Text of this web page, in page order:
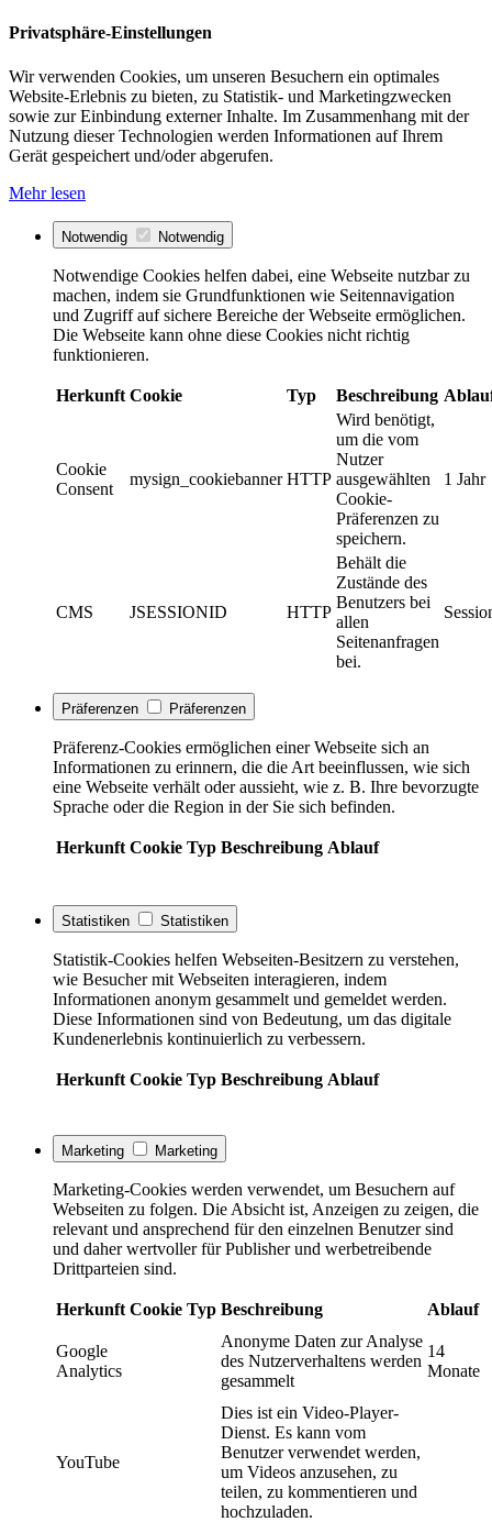
Privatsphäre-Einstellungen
Wir verwenden Cookies, um unseren Besuchern ein optimales
Website-Erlebnis zu bieten, zu Statistik- und Marketingzwecken
sowie zur Einbindung externer Inhalte. Im Zusammenhang mit der
Nutzung dieser Technologien werden Informationen auf Ihrem
Gerät gespeichert und/oder abgerufen.
Mehr lesen
Notwendig Notwendig
Notwendige Cookies helfen dabei, eine Webseite nutzbar zu
machen, indem sie Grundfunktionen wie Seitennavigation
und Zugriff auf sichere Bereiche der Webseite ermöglichen.
Die Webseite kann ohne diese Cookies nicht richtig
funktionieren.
Herkunft Cookie Typ Beschreibung
Cookie
Consent
mysign_cookiebanner HTTP
Wird benötigt,
um die vom
Nutzer
ausgewählten
Cookie-
Präferenzen zu
speichern.
1 Jahr
CMS JSESSIONID HTTP
Behält die
Zustände des
Benutzers bei
allen
Seitenanfragen
bei.
Präferenzen Präferenzen
Präferenz-Cookies ermöglichen einer Webseite sich an
Informationen zu erinnern, die die Art beeinflussen, wie sich
eine Webseite verhält oder aussieht, wie z. B. Ihre bevorzugte
Sprache oder die Region in der Sie sich befinden.
Herkunft Cookie Typ Beschreibung Ablauf
Statistiken Statistiken
Statistik-Cookies helfen Webseiten-Besitzern zu verstehen,
wie Besucher mit Webseiten interagieren, indem
Informationen anonym gesammelt und gemeldet werden.
Diese Informationen sind von Bedeutung, um das digitale
Kundenerlebnis kontinuierlich zu verbessern.
Herkunft Cookie Typ Beschreibung Ablauf
Marketing Marketing
Marketing-Cookies werden verwendet, um Besuchern auf
Webseiten zu folgen. Die Absicht ist, Anzeigen zu zeigen, die
relevant und ansprechend für den einzelnen Benutzer sind
und daher wertvoller für Publisher und werbetreibende
Drittparteien sind.
Herkunft Cookie Typ Beschreibung Ablauf
Google
Analytics
Anonyme Daten zur Analyse
des Nutzerverhaltens werden
gesammelt
14
Monate
YouTube
Dies ist ein Video-Player-
Dienst. Es kann vom
Benutzer verwendet werden,
um Videos anzusehen, zu
teilen, zu kommentieren und
hochzuladen.